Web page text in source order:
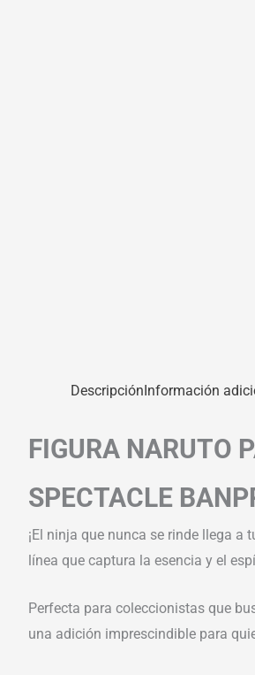
DescripciónInformación
FIGURA NARUTO
SPECTACLE
¡El ninja que nunca se rinde llega a
línea que captura la esencia y el
Perfecta para coleccionistas que
una adición imprescindible para